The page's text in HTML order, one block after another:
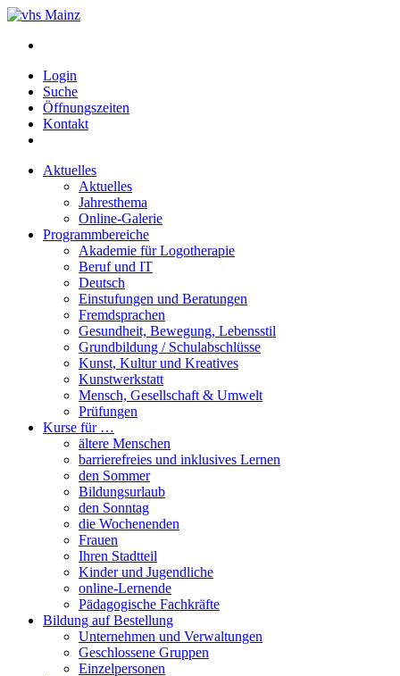
Login
Suche
Öffnungszeiten
Kontakt
Aktuelles
Aktuelles
Jahresthema
Online-Galerie
Programmbereiche
Akademie für Logotherapie
Beruf und IT
Deutsch
Einstufungen und Beratungen
Fremdsprachen
Gesundheit, Bewegung, Lebensstil
Grundbildung / Schulabschlüsse
Kunst, Kultur und Kreatives
Kunstwerkstatt
Mensch, Gesellschaft & Umwelt
Prüfungen
Kurse für …
ältere Menschen
barrierefreies und inklusives Lernen
den Sommer
Bildungsurlaub
den Sonntag
die Wochenenden
Frauen
Ihren Stadtteil
Kinder und Jugendliche
online-Lernende
Pädagogische Fachkräfte
Bildung auf Bestellung
Unternehmen und Verwaltungen
Geschlossene Gruppen
Einzelpersonen